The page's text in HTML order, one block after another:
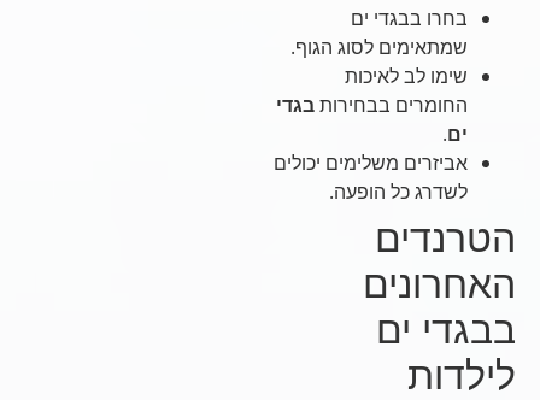
בחרו בבגדי ים
שמתאימים לסוג הגוף.
שימו לב לאיכות
החומרים בבחירותבגדי
ים.
אביזרים משלימים יכולים
לשדרג כל הופעה.
הטרנדים
האחרונים
בבגדי ים
לילדות